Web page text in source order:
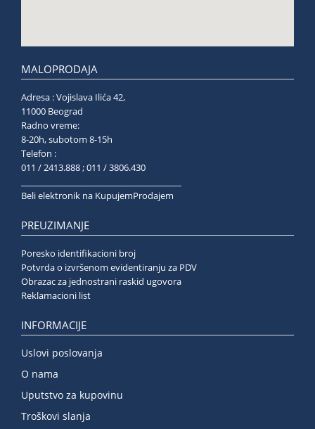
MALOPRODAJA
Adresa : Vojislava Ilića 42,
11000 Beograd
Radno vreme:
8-20h, subotom 8-15h
Telefon :
011 / 2413.888 ; 011 / 3806.430
Beli elektronik na KupujemProdajem
PREUZIMANJE
Poresko identifikacioni broj
Potvrda o izvršenom evidentiranju za PDV
Obrazac za jednostrani raskid ugovora
Reklamacioni list
INFORMACIJE
Uslovi poslovanja
O nama
Uputstvo za kupovinu
Troškovi slanja